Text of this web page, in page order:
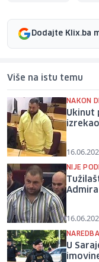
Dodajte Klix.ba
Više na istu temu
NAKON
Ukinut
NIJE
U